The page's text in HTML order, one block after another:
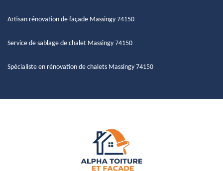
Artisan rénovation de façade Massingy 74150
Service de sablage de chalet Massingy 74150
Spécialiste en rénovation de chalets Massingy 74150